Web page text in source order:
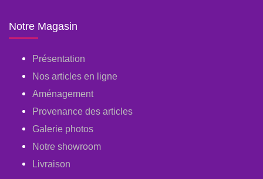
Notre Magasin
Présentation
Nos articles en ligne
Aménagement
Provenance des articles
Galerie photos
Notre showroom
Livraison